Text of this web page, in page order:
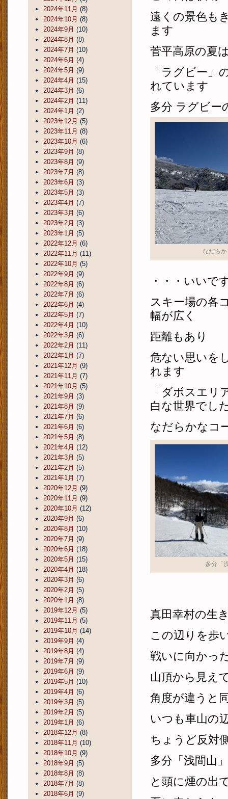
なだら
遠くの景色も
ます
菅平高原の夏
「ラグビー」
れています
多分 ラグビー
多分「
・・・いいで
スキー場の各
幅が広く
距離もあり
危ない思いを
れます
「ダボスエリ
白な世界でし
なだらかなコ
真田幸村の生
この辺りを歩
戦いに向かっ
山頂から見え
角度が違うと
いつも車山の
ちょうど反対
多分「浅間山
と頭に煙の出
2024年11月 (8)
2024年10月 (8)
2024年9月 (10)
2024年8月 (8)
2024年7月 (10)
2024年6月 (4)
2024年5月 (9)
2024年4月 (15)
2024年3月 (6)
2024年2月 (11)
2024年1月 (2)
2023年12月 (5)
2023年11月 (8)
2023年10月 (6)
2023年9月 (8)
2023年8月 (9)
2023年7月 (8)
2023年6月 (3)
2023年5月 (3)
2023年4月 (7)
2023年3月 (6)
2023年2月 (3)
2023年1月 (5)
2022年12月 (6)
2022年11月 (11)
2022年10月 (5)
2022年9月 (9)
2022年8月 (6)
2022年7月 (6)
2022年6月 (4)
2022年5月 (7)
2022年4月 (10)
2022年3月 (6)
2022年2月 (11)
2022年1月 (7)
2021年12月 (9)
2021年11月 (7)
2021年10月 (5)
2021年9月 (3)
2021年8月 (9)
2021年7月 (6)
2021年6月 (6)
2021年5月 (8)
2021年4月 (12)
2021年3月 (5)
2021年2月 (5)
2021年1月 (7)
2020年12月 (9)
2020年11月 (9)
2020年10月 (12)
2020年9月 (6)
2020年8月 (10)
2020年7月 (9)
2020年6月 (18)
2020年5月 (15)
2020年4月 (18)
2020年3月 (6)
2020年2月 (5)
2020年1月 (8)
2019年12月 (5)
2019年11月 (5)
2019年10月 (14)
2019年9月 (4)
2019年8月 (4)
2019年7月 (9)
2019年6月 (9)
2019年5月 (10)
2019年4月 (6)
2019年3月 (5)
2019年2月 (5)
2019年1月 (6)
2018年12月 (8)
2018年11月 (10)
2018年10月 (9)
2018年9月 (5)
2018年8月 (8)
2018年7月 (8)
2018年6月 (9)